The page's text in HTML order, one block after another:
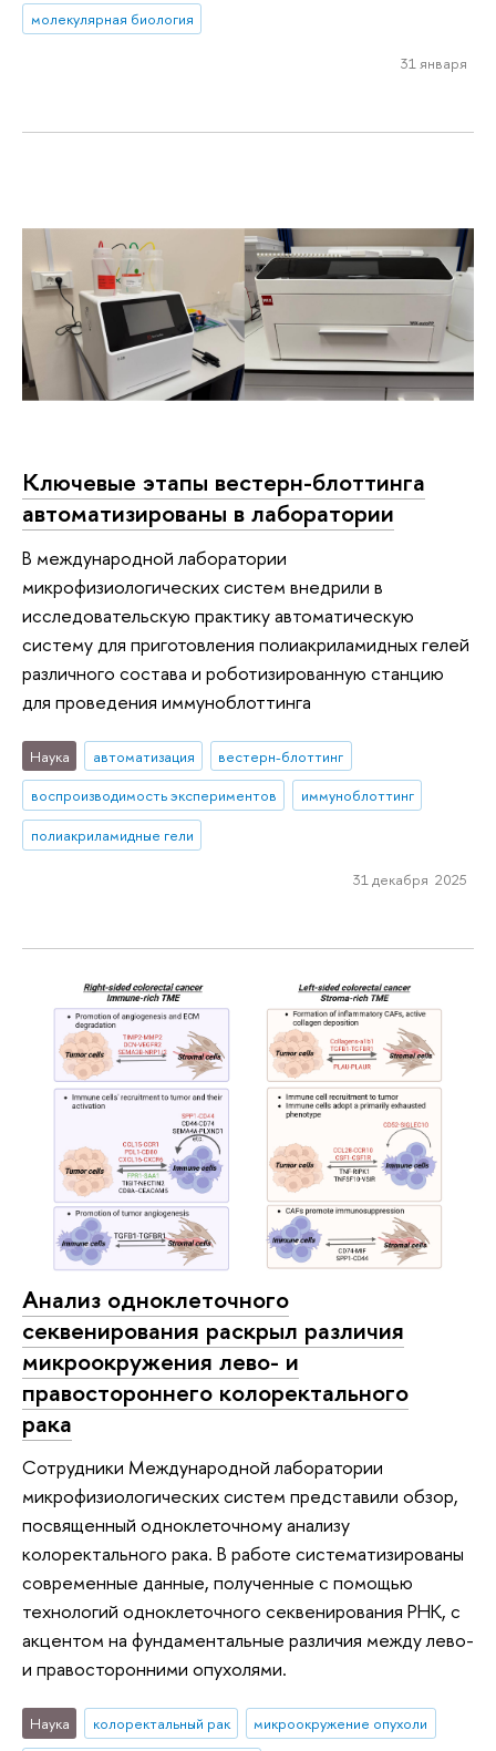
молекулярная биология
31 января
Ключевые этапы вестерн-блоттинга
автоматизированы в лаборатории
В международной лаборатории
микрофизиологических систем внедрили в
исследовательскую практику автоматическую
систему для приготовления полиакриламидных гелей
различного состава и роботизированную станцию
для проведения иммуноблоттинга
Наука автоматизация
вестерн-блоттинг
воспроизводимость экспериментов
иммуноблоттинг
полиакриламидные гели
31 декабря 2025
Анализ одноклеточного
секвенирования раскрыл различия
микроокружения лево- и
правостороннего колоректального
рака
Сотрудники Международной лаборатории
микрофизиологических систем представили обзор,
посвященный одноклеточному анализу
колоректального рака. В работе систематизированы
современные данные, полученные с помощью
технологий одноклеточного секвенирования РНК, с
акцентом на фундаментальные различия между лево-
и правосторонними опухолями.
Наука колоректальный рак
микроокружение опухоли